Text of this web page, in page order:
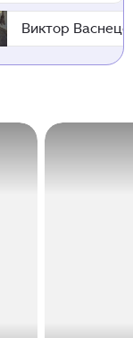
Виктор